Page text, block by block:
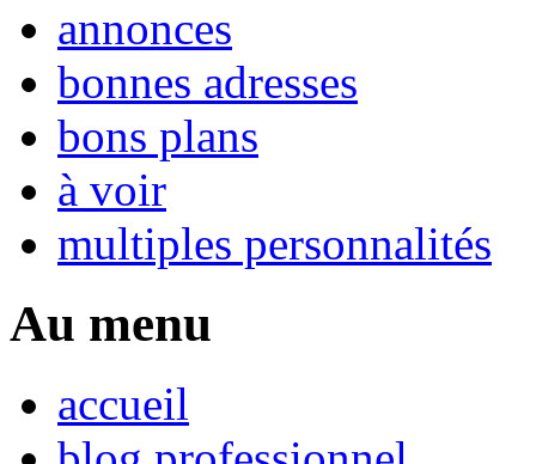
annonces
bonnes adresses
bons plans
à voir
multiples personnalités
Au menu
accueil